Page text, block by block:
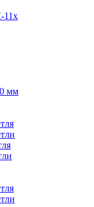
11х
мм